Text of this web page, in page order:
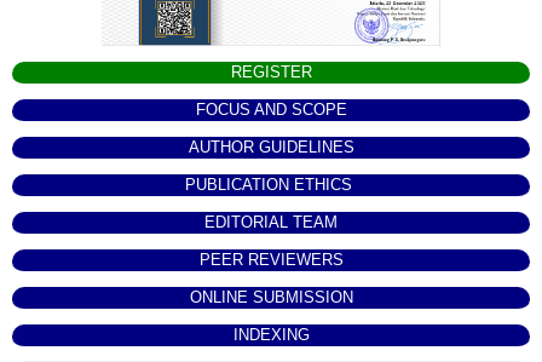
REGISTER
FOCUS AND SCOPE
AUTHOR GUIDELINES
PUBLICATION ETHICS
EDITORIAL TEAM
PEER REVIEWERS
ONLINE SUBMISSION
INDEXING